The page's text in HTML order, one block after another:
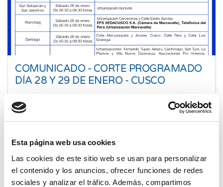
Esta página web usa cookies
Las cookies de este sitio web se usan para personalizar
el contenido y los anuncios, ofrecer funciones de redes
sociales y analizar el tráfico. Además, compartimos
COMUNICADO - CORTE PROGRAMADO
DÍA 28 Y 29 DE ENERO - CUSCO
22 Ene. 2023
Cusco